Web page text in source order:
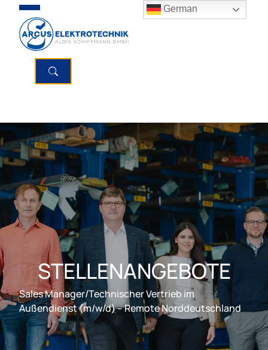
STELLENANGEBOTE
Sales Manager/Technischer Vertrieb im
Außendienst (m/w/d) – Remote Norddeutschland
German